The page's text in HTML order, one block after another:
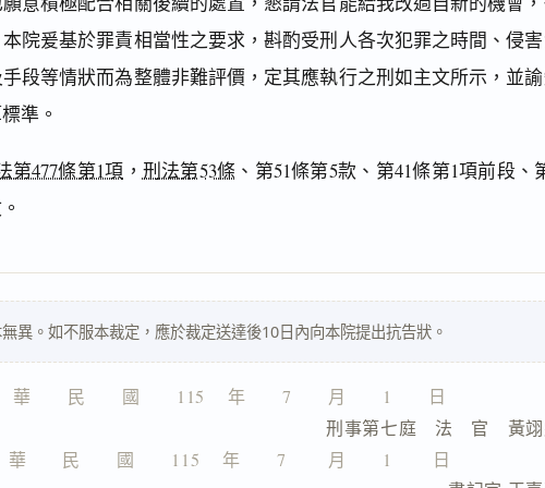
院爰基於罪責相當性之要求，斟酌受刑人各次犯罪之時間、侵
段等情狀而為整體非難評價，定其應執行之刑如主文所示，並
準。
第477條第1項 ， 刑法第53條 、第51條第5款、第41條第1項前段、
異。如不服本裁定，應於裁定送達後10日內向本院提出抗告狀。
華　　民　　國　　115 　年　　7　　月　　1　　日
刑事第七庭　法　官　黃翊
華　　民　　國　　115 　年　　7 　　月　　1 　　日